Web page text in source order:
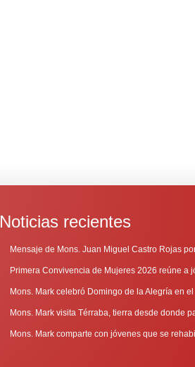
Noticias recientes